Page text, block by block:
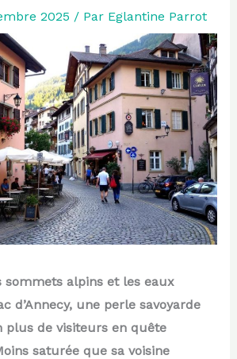
2025 / Par Eglantine Parrot
sommets alpins et les eaux
d’Annecy, une perle savoyarde
plus de visiteurs en quête
saturée que sa voisine